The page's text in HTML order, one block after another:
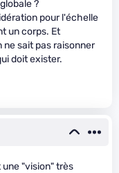
?
pour l'échelle
un corps. Et
sait pas raisonner
doit exister.
"vision" très